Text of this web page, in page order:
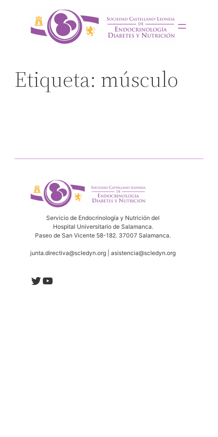
contenido
Etiqueta: músculo
Servicio de Endocrinología y Nutrición del
Hospital Universitario de Salamanca.
Paseo de San Vicente 58-182. 37007 Salamanca.
junta.directiva@scledyn.org | asistencia@scledyn.org
Twitter
YouTube